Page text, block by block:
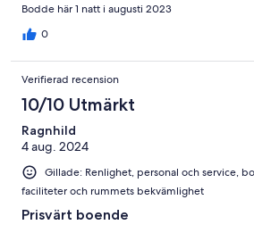
Bodde här 1 natt i augusti 2023
0
Verifierad recension
10/10 Utmärkt
Ragnhild
4 aug. 2024
Gillade: Renlighet, personal och service,
faciliteter och rummets bekvämlighet
Prisvärt boende